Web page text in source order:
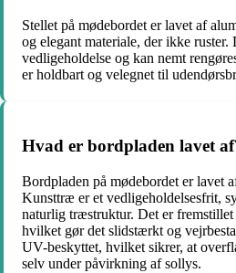
Stellet på mødebordet er lavet af
og elegant materiale, der ikke
vedligeholdelse og kan nemt
er holdbart og velegnet til
Hvad er bordpladen lavet
Bordpladen på mødebordet er lavet
Kunsttræ er et vedligeholdelsesfrit,
naturlig træstruktur. Det er
hvilket gør det slidstærkt og
UV-beskyttet, hvilket sikrer, at
selv under påvirkning af sollys.